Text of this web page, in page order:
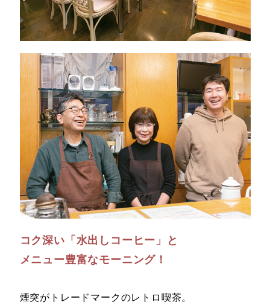
コク深い「水出しコーヒー」と
メニュー豊富なモーニング！
煙突がトレードマークのレトロ喫茶。